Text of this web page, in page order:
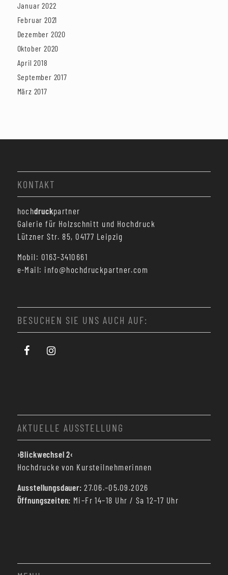
Januar 2022
Februar 2021
Dezember 2020
Oktober 2020
April 2018
September 2017
März 2017
KONTAKT
hochdruckpartner
Galerie für Holzschnitt und Hochdruck
Lützner Str. 85, 04177 Leipzig
Mobil: 0163-3410661
e-Mail: info@hochdruckpartner.com
BESUCHEN SIE UNS AUCH AUF:
AKTUELLE AUSSTELLUNG
›Blickwechsel 2‹
Hochdrucke von Kursteilnehmerinnen
Ausstellungsdauer: 27.06.–05.09.2026
Öffnungszeiten: Mi–Fr 14–18 Uhr / Sa 12–17 Uhr